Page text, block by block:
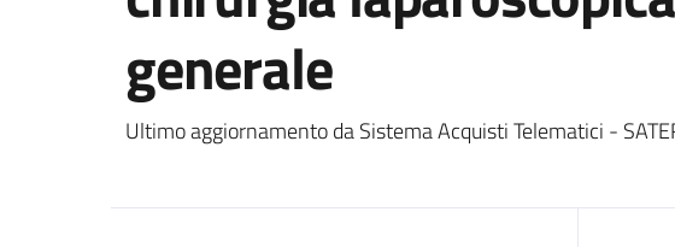
generale
Ultimo aggiornamento da Sistema Acquisti Telematici -